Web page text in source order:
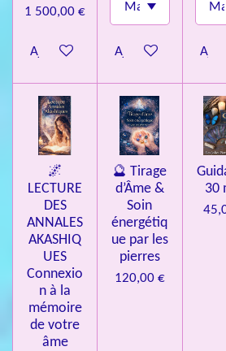
1 500,00 €
Ajouter au panierAjouter au panier
🌌
LECTURE
DES
ANNALES
AKASHIQ
UES
Connexio
n à la
mémoire
de votre
âme
🔮 Tirage
d’Âme &
Soin
énergétiq
ue par les
pierres
120,00 €
30